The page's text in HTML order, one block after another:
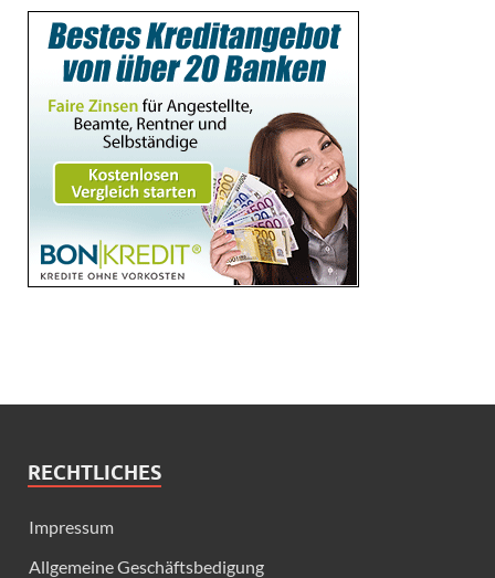
RECHTLICHES
Impressum
Allgemeine Geschäftsbedigung